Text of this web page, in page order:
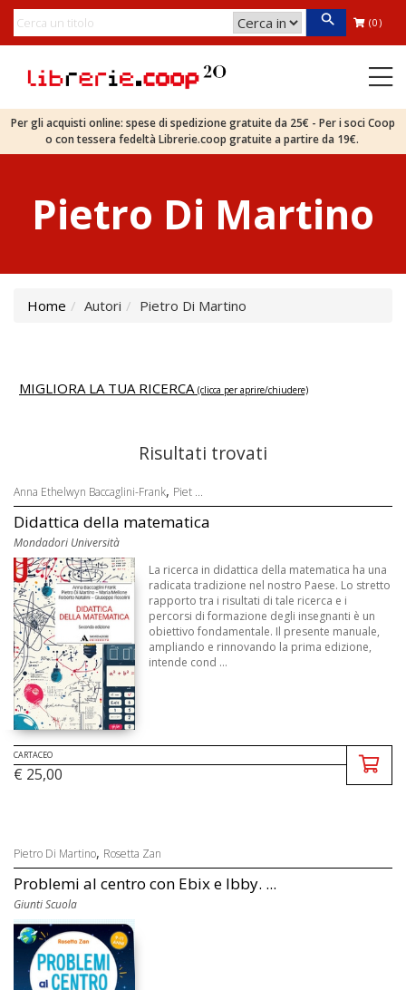
(0)
Per gli acquisti online: spese di spedizione gratuite da 25€ - Per i soci Coop
o con tessera fedeltà Librerie.coop gratuite a partire da 19€.
Pietro Di Martino
Home Autori Pietro Di Martino
MIGLIORA LA TUA RICERCA (clicca per aprire/chiudere)
Risultati trovati
Anna Ethelwyn Baccaglini-Frank, Piet ...
Didattica della matematica
Mondadori Università
La ricerca in didattica della matematica ha una
radicata tradizione nel nostro Paese. Lo stretto
rapporto tra i risultati di tale ricerca e i
percorsi di formazione degli insegnanti è un
obiettivo fondamentale. Il presente manuale,
ampliando e rinnovando la prima edizione,
intende cond ...
CARTACEO
€ 25,00
Pietro Di Martino, Rosetta Zan
Problemi al centro con Ebix e Ibby. ...
Giunti Scuola